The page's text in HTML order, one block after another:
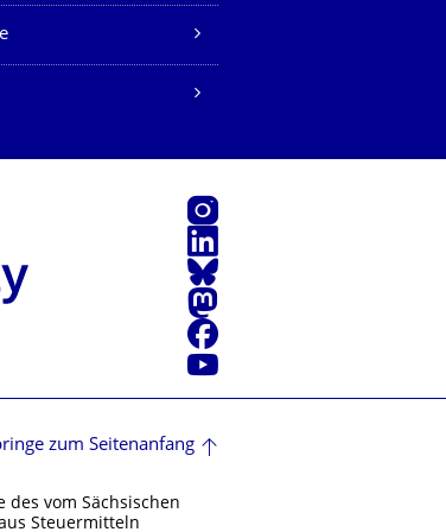
Instagram
LinkedIn
Bluesky
Mastodon
Facebook
Youtube
zum Seitenanfang
des vom Sächsischen
Steuermitteln